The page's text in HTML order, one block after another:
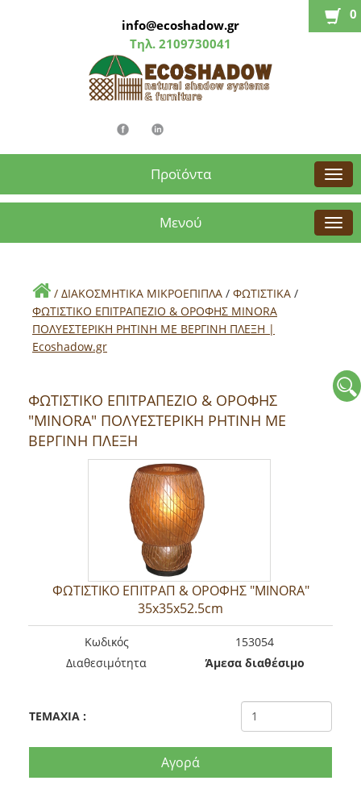
info@ecoshadow.gr
Τηλ. 2109730041
0
Προϊόντα
Μενού
/ ΔΙΑΚΟΣΜΗΤΙΚΑ ΜΙΚΡΟΕΠΙΠΛΑ / ΦΩΤΙΣΤΙΚΑ /
ΦΩΤΙΣΤΙΚΟ ΕΠΙΤΡΑΠΕΖΙΟ & ΟΡΟΦΗΣ MINORA
ΠΟΛΥΕΣΤΕΡΙΚΗ ΡΗΤΙΝΗ ΜΕ ΒΕΡΓΙΝΗ ΠΛΕΞΗ |
Εcoshadow.gr
ΦΩΤΙΣΤΙΚΟ ΕΠΙΤΡΑΠΕΖΙΟ & ΟΡΟΦΗΣ
"MINORA" ΠΟΛΥΕΣΤΕΡΙΚΗ ΡΗΤΙΝΗ ΜΕ
ΒΕΡΓΙΝΗ ΠΛΕΞΗ
ΦΩΤΙΣΤΙΚΟ ΕΠΙΤΡΑΠ & ΟΡΟΦΗΣ "MINORA"
35x35x52.5cm
Kωδικός
153054
Διαθεσιμότητα
Άμεσα διαθέσιμο
TEMAXIA :
Αγορά